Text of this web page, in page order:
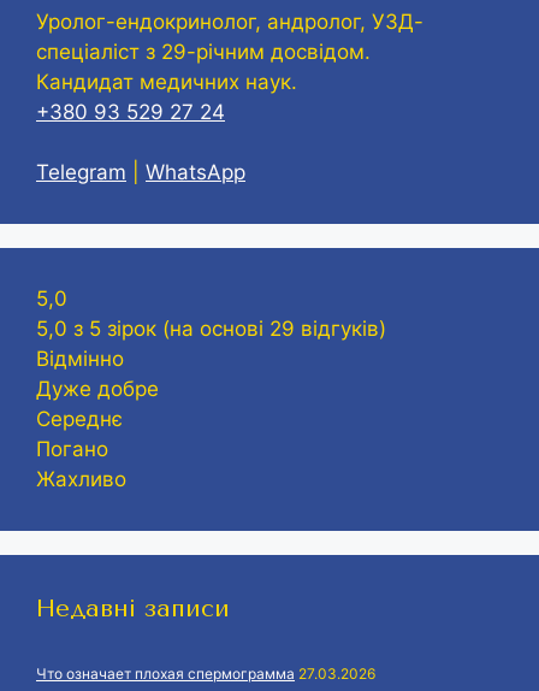
Уролог-ендокринолог, андролог, УЗД-
спеціаліст з 29-річним досвідом.
Кандидат медичних наук.
+380 93 529 27 24
Telegram WhatsApp
5,0
5,0 з 5 зірок (на основі 29 відгуків)
Відмінно
Дуже добре
Середнє
Погано
Жахливо
Недавні записи
Что означает плохая спермограмма 27.03.2026